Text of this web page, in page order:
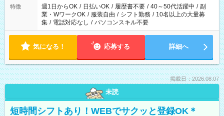
特徴 週1日からOK / 日払いOK / 履歴書不要 / 40～50代活躍中 / 副
業・WワークOK / 服装自由 / シフト勤務 / 10名以上の大量募
集 / 電話対応なし / パソコンスキル不要
気になる！ 応募する 詳細へ
掲載日：2026.08.07
未読
短時間シフトあり！WEBでサクッと登録OK＊